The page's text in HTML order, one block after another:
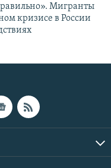
Мигранты
кризисе в России